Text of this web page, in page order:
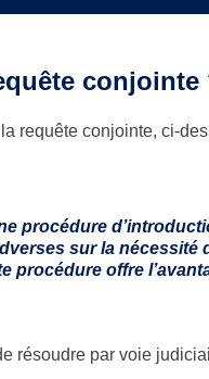
conjointe
requête conjointe, ci-
procédure
sur la
procédure offre
résoudre par voie